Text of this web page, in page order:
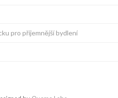
pro příjemnější bydlení